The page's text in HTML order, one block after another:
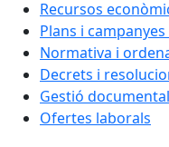
Recursos
Plans i
Normativa i
Decrets i
Gestió documental
Ofertes laborals